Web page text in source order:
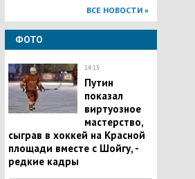
ВСЕ НОВОСТИ »
ФОТО
14:13
Путин
показал
виртуозное
мастерство,
сыграв в хоккей на Красной
площади вместе с Шойгу, -
редкие кадры